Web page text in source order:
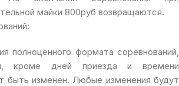
майки 800руб возвращаются.
полноценного формата соревнований,
кроме дней приезда и времени
быть изменен. Любые изменения будут